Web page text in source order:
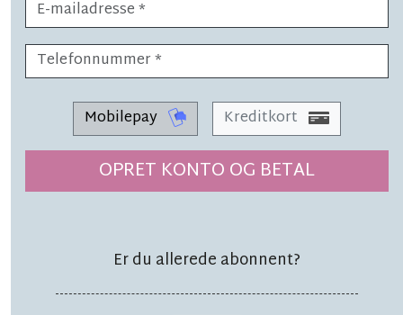
Mobilepay Kreditkort
OPRET KONTO OG BETAL
Er du allerede abonnent?
LÆSETID 1 MIN.
Tusindvis af hunde:
'Der er noget helt